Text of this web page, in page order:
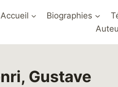
Accueil Biographies
Gustave